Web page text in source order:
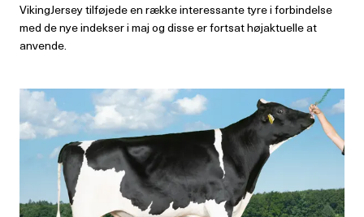
VikingJersey tilføjede en række interessante tyre i forbindelse
med de nye indekser i maj og disse er fortsat højaktuelle at
anvende.